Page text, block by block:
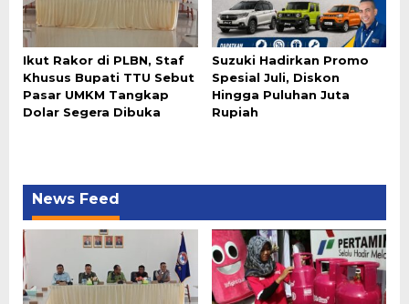
Ikut Rakor di PLBN, Staf
Khusus Bupati TTU Sebut
Pasar UMKM Tangkap
Dolar Segera Dibuka
Suzuki Hadirkan Promo
Spesial Juli, Diskon
Hingga Puluhan Juta
Rupiah
News Feed